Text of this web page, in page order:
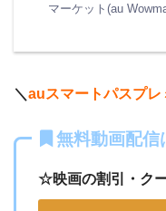
スでお願い致しま
マーケット(au
＼ auスマートパスプレ
無料動画配信
☆映画の割引・ク